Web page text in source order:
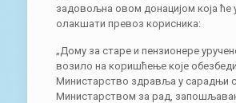
задовољна овом донацијом која ће
олакшати превоз корисника:
„Дому за старе и пензионере
возило на коришћење које
Министарство здравља у сарадњи
Министарством за рад,